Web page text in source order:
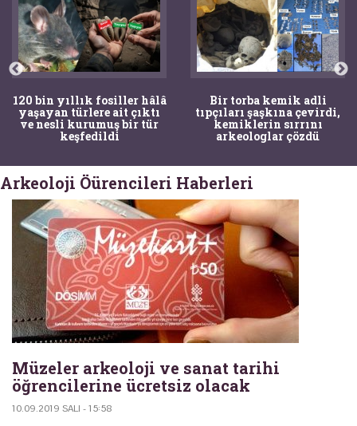
120 bin yıllık fosiller hâlâ
yaşayan türlere ait çıktı
ve nesli kurumuş bir tür
keşfedildi
Bir torba kemik adli
tıpçıları şaşkına çevirdi,
kemiklerin sırrını
arkeologlar çözdü
Arkeoloji Öürencileri Haberleri
Müzeler arkeoloji ve sanat tarihi
öğrencilerine ücretsiz olacak
10.09.2019 SALI - 15:58